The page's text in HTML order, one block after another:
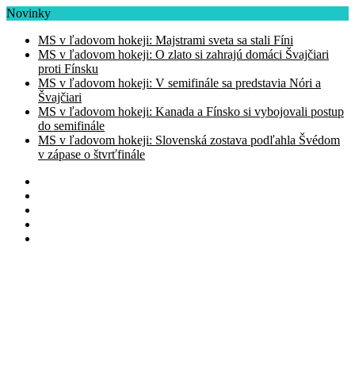
Novinky
MS v ľadovom hokeji: Majstrami sveta sa stali Fíni
MS v ľadovom hokeji: O zlato si zahrajú domáci Švajčiari
proti Fínsku
MS v ľadovom hokeji: V semifinále sa predstavia Nóri a
Švajčiari
MS v ľadovom hokeji: Kanada a Fínsko si vybojovali postup
do semifinále
MS v ľadovom hokeji: Slovenská zostava podľahla Švédom
v zápase o štvrťfinále